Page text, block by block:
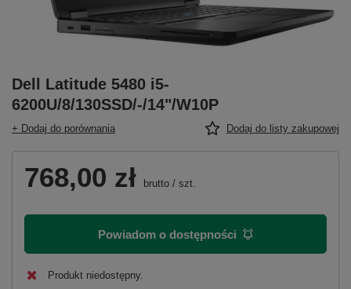
Dell Latitude 5480 i5-
6200U/8/130SSD/-/14"/W10P
+ Dodaj do porównania Dodaj do listy zakupowej
768,00 zł brutto / szt.
Powiadom o dostępności
Produkt niedostępny